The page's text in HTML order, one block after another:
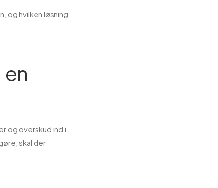
og hvilken løsning
og overskud ind i
skal der